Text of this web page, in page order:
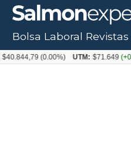
Bolsa Laboral Revistas
(0.00%) UTM: $71.649(+0.20%)